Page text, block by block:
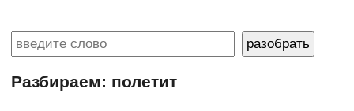
Разбираем: полетит